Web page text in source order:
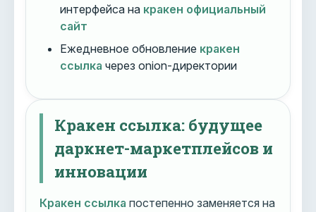
интерфейса на кракен официальный
сайт
Ежедневное обновление кракен
ссылка через onion-директории
Кракен ссылка: будущее
даркнет-маркетплейсов и
инновации
Кракен ссылка постепенно заменяется на